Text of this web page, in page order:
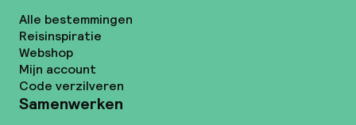
Alle bestemmingen
Reisinspiratie
Webshop
Mijn account
Code verzilveren
Samenwerken